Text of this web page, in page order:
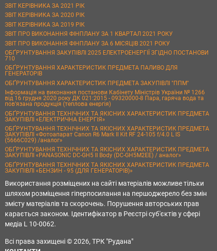
ЗВІТ КЕРІВНИКА ЗА 2021 РІК
ЗВІТ КЕРІВНИКА ЗА 2020 РІК
ЗВІТ КЕРІВНИКА ЗА 2019 РІК
ЗВІТ ПРО ВИКОНАННЯ ФІНПЛАНУ ЗА 1 КВАРТАЛ 2021 РОКУ
ЗВІТ ПРО ВИКОНАННЯ ФІНПЛАНУ ЗА 6 МІСЯЦІВ 2021 РОКУ
ОБҐРУНТУВАННЯ ЗАКУПІВЛІ 2025 ЕЛЕКТРОЕНЕРГІЇ ЗГІДНО ПОСТАНОВИ
710
ОБҐРУНТУВАННЯ ХАРАКТЕРИСТИК ПРЕДМЕТА ПАЛИВО ДЛЯ
ГЕНЕРАТОРІВ
ОБҐРУНТУВАННЯ ХАРАКТЕРИСТИК ПРЕДМЕТА ЗАКУПІВЛІ "ППМ"
Інформація на виконання постанови Кабінету Міністрів України № 1266
від 16 грудня 2020 року ДК 021:2015 - 09320000-8 Пара, гаряча вода та
пов’язана продукція (теплова енергія)
ОБҐРУНТУВАННЯ ТЕХНІЧНИХ ТА ЯКІСНИХ ХАРАКТЕРИСТИК ПРЕДМЕТА
ЗАКУПІВЛІ «ЕЛЕКТРИЧНА ЕНЕРГІЯ»
ОБҐРУНТУВАННЯ ТЕХНІЧНИХ ТА ЯКІСНИХ ХАРАКТЕРИСТИК ПРЕДМЕТА
ЗАКУПІВЛІ «Фотоапарат Canon R6 Mark II Kit RF 24-105 f/4.0 L IS
(5666C029) /аналог»
ОБҐРУНТУВАННЯ ТЕХНІЧНИХ ТА ЯКІСНИХ ХАРАКТЕРИСТИК ПРЕДМЕТА
ЗАКУПІВЛІ «PANASONIC DC-GH5 II Body (DC-GH5M2EE) / аналог»
ОБҐРУНТУВАННЯ ТЕХНІЧНИХ ТА ЯКІСНИХ ХАРАКТЕРИСТИК ПРЕДМЕТА
ЗАКУПІВЛІ «БЕНЗИН - 95 (ДЛЯ ГЕНЕРАТОРІВ)»
Використання розміщених на сайті матеріалів можливе тільки
шляхом розміщення гіперпосилання на першоджерело без змін
змісту матеріалів та скорочень. Порушення авторських прав
карається законом. Ідентифікатор в Реєстрі суб'єктів у сфері
медіа L 10-0062.
Всі права захищені © 2026, ТРК "Рудана"